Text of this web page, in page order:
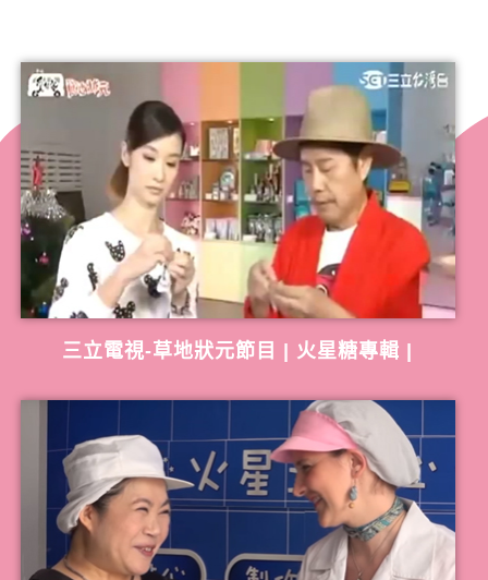
三立電視-草地狀元節目 | 火星糖專輯 |